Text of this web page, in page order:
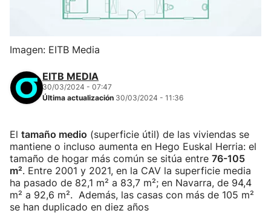
Imagen: EITB Media
EITB MEDIA
30/03/2024 - 07:47
Última actualización 30/03/2024 - 11:36
El tamaño medio (superficie útil) de las viviendas se
mantiene o incluso aumenta en Hego Euskal Herria: el
tamaño de hogar más común se sitúa entre 76-105
m². Entre 2001 y 2021, en la CAV la superficie media
ha pasado de 82,1 m² a 83,7 m²; en Navarra, de 94,4
m² a 92,6 m². Además, las casas con más de 105 m²
se han duplicado en diez años